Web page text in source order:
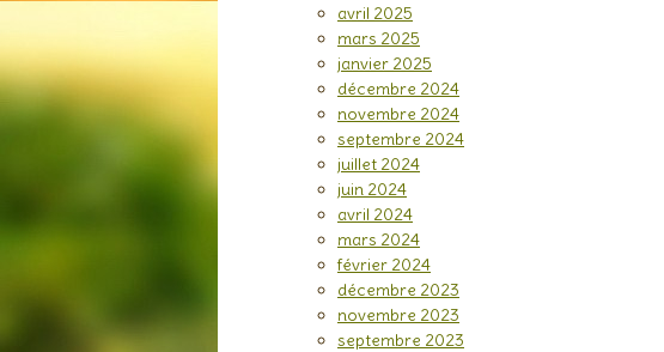
avril 2025
mars 2025
janvier 2025
décembre 2024
novembre 2024
septembre 2024
juillet 2024
juin 2024
avril 2024
mars 2024
février 2024
décembre 2023
novembre 2023
septembre 2023